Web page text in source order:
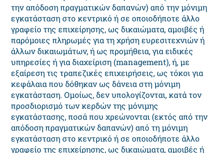
την απόδοση πραγματικών δαπανών) από την μόνιμη
εγκατάσταση στο κεντρικό ή σε οποιοδήποτε άλλο
γραφείο της επιχείρησης, ως δικαιώματα, αμοιβές ή
παρόμοιες πληρωμές για τη χρήση ευρεσιτεχνιών ή
άλλων δικαιωμάτων, ή ως προμήθεια, για ειδικές
υπηρεσίες ή για διαχείριση (management), ή, με
εξαίρεση τις τραπεζικές επιχειρήσεις, ως τόκοι για
κεφάλαια που δόθηκαν ως δάνεια στη μόνιμη
εγκατάσταση. Ομοίως, δεν υπολογίζονται, κατά τον
προσδιορισμό των κερδών της μόνιμης
εγκατάστασης, ποσά που χρεώνονται (εκτός από την
απόδοση πραγματικών δαπανών) από τη μόνιμη
εγκατάσταση στο κεντρικό ή σε οποιοδήποτε άλλο
γραφείο της επιχείρησης, ως δικαιώματα, αμοιβές ή